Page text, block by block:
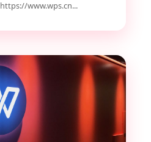
www.wps.cn...